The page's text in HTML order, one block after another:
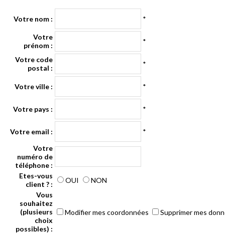
Votre nom : *
Votre
prénom :
*
Votre code
postal :
*
Votre ville : *
Votre pays : *
Votre email :
*
Votre
numéro de
téléphone :
Etes-vous
client ? :
OUI
NON
Vous
souhaitez
(plusieurs
choix
possibles) :
Modifier mes coordonnées Supprimer mes